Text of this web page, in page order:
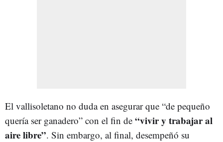
El vallisoletano no duda en asegurar que “de pequeño
quería ser ganadero” con el fin de “vivir y trabajar al
aire libre”. Sin embargo, al final, desempeñó su